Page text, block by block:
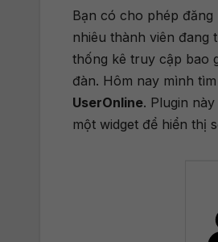
Bạn có cho phép
nhiêu thành viên đang
thống kê truy cập bao
đàn. Hôm nay mình
UserOnline. Plugin
một widget để hiển thị